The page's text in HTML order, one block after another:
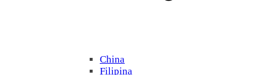
China
Filipina